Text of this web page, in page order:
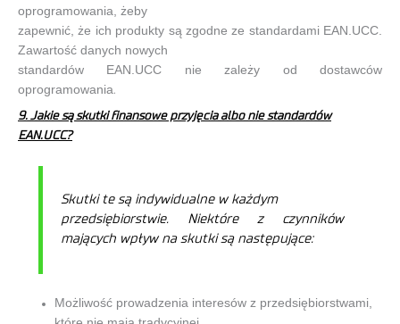
oprogramowania, żeby
zapewnić, że ich produkty są zgodne ze standardami EAN.UCC.
Zawartość danych nowych
standardów EAN.UCC nie zależy od dostawców
oprogramowania.
9. Jakie są skutki finansowe przyjęcia albo nie standardów
EAN.UCC?
Skutki te są indywidualne w każdym
przedsiębiorstwie. Niektóre z czynników
mających wpływ na skutki są następujące:
Możliwość prowadzenia interesów z przedsiębiorstwami,